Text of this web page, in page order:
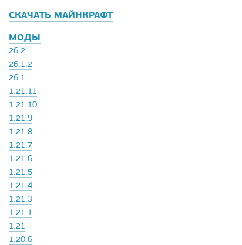
СКАЧАТЬ МАЙНКРАФТ
МОДЫ
26.2
26.1.2
26.1
1.21.11
1.21.10
1.21.9
1.21.8
1.21.7
1.21.6
1.21.5
1.21.4
1.21.3
1.21.1
1.21
1.20.6